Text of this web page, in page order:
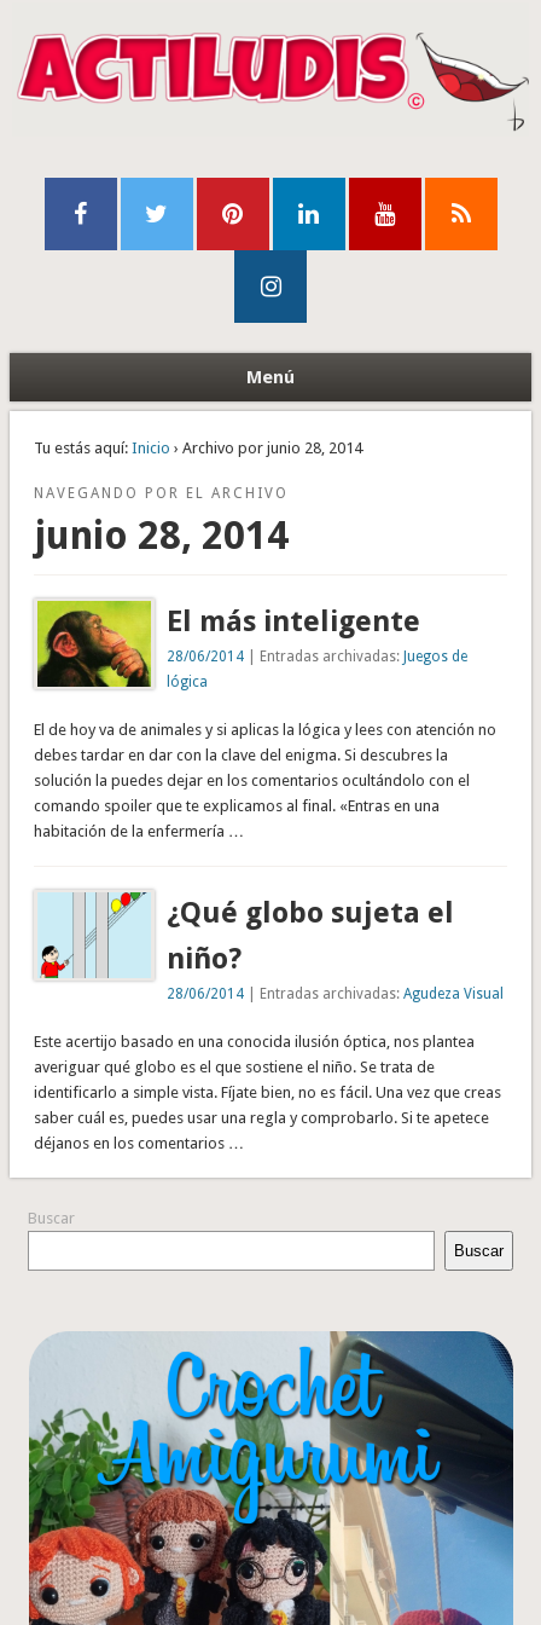
Menú
Tu estás aquí: Inicio › Archivo por junio 28, 2014
NAVEGANDO POR EL ARCHIVO
junio 28, 2014
El más inteligente
28/06/2014 | Entradas archivadas:Juegos de
lógica
El de hoy va de animales y si aplicas la lógica y lees con atención no
debes tardar en dar con la clave del enigma. Si descubres la
solución la puedes dejar en los comentarios ocultándolo con el
comando spoiler que te explicamos al final. «Entras en una
habitación de la enfermería …
¿Qué globo sujeta el
niño?
28/06/2014 | Entradas archivadas:Agudeza Visual
Este acertijo basado en una conocida ilusión óptica, nos plantea
averiguar qué globo es el que sostiene el niño. Se trata de
identificarlo a simple vista. Fíjate bien, no es fácil. Una vez que creas
saber cuál es, puedes usar una regla y comprobarlo. Si te apetece
déjanos en los comentarios …
Buscar
Buscar